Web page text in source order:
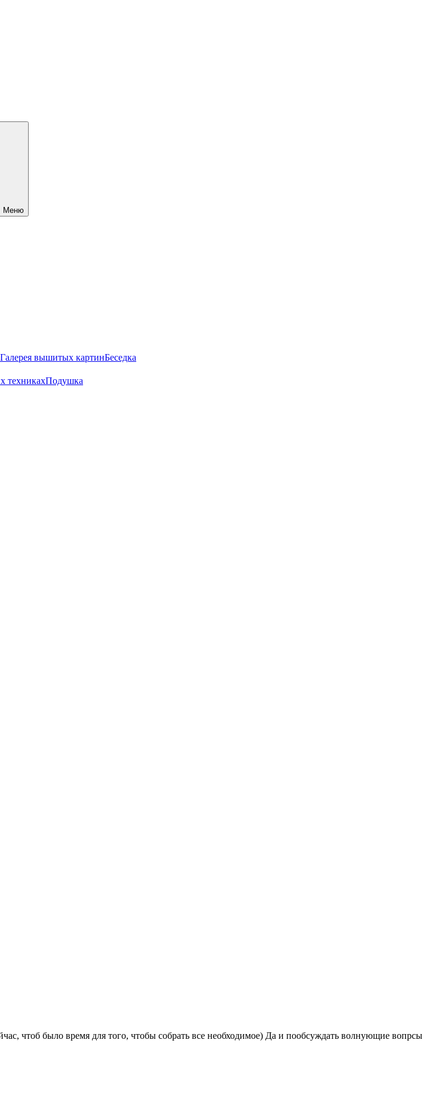
Меню
Галерея вышитых картинБеседка
техникахПодушка
чтоб было время для того, чтобы собрать все необходимое) Да и пообсуждать волнующие вопрсы